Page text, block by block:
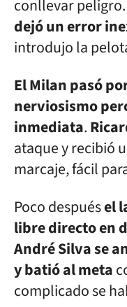
conllevar
dejó un error
introdujo la
El Milan pasó
nerviosismo
inmediata.
ataque y recibió
marcaje, fácil
Poco despuésel
libre directo en
André Silva se
y batió al meta
complicado se